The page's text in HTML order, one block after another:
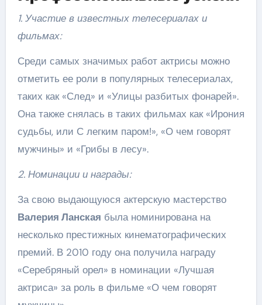
1. Участие в известных телесериалах и
фильмах:
Среди самых значимых работ актрисы можно
отметить ее роли в популярных телесериалах,
таких как «След» и «Улицы разбитых фонарей».
Она также снялась в таких фильмах как «Ирония
судьбы, или С легким паром!», «О чем говорят
мужчины» и «Грибы в лесу».
2. Номинации и награды:
За свою выдающуюся актерскую мастерство
Валерия Ланская была номинирована на
несколько престижных кинематографических
премий. В 2010 году она получила награду
«Серебряный орел» в номинации «Лучшая
актриса» за роль в фильме «О чем говорят